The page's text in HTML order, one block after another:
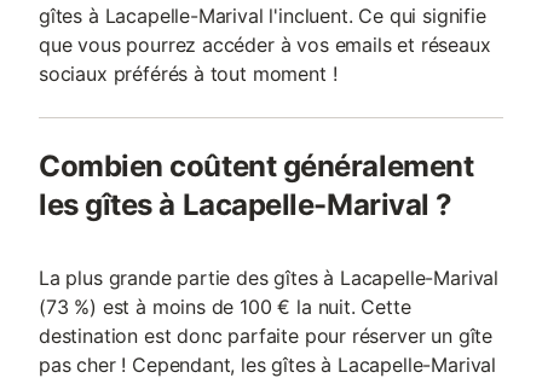
gîtes à Lacapelle-Marival l'incluent. Ce qui signifie
que vous pourrez accéder à vos emails et réseaux
sociaux préférés à tout moment !
Combien coûtent généralement
les gîtes à Lacapelle-Marival ?
La plus grande partie des gîtes à Lacapelle-Marival
(73 %) est à moins de 100 € la nuit. Cette
destination est donc parfaite pour réserver un gîte
pas cher ! Cependant, les gîtes à Lacapelle-Marival